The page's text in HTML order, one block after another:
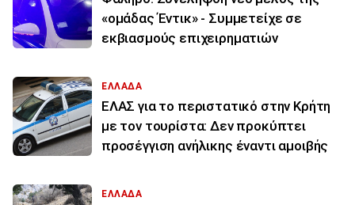
«ομάδας Έντικ» - Συμμετείχε σε
εκβιασμούς επιχειρηματιών
ΕΛΛΑΔΑ
ΕΛΑΣ για το περιστατικό στην Κρήτη
με τον τουρίστα: Δεν προκύπτει
προσέγγιση ανήλικης έναντι αμοιβής
ΕΛΛΑΔΑ